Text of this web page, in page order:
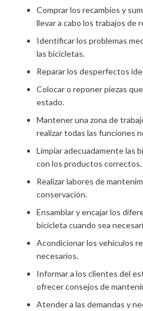
Comprar los recambios y
llevar a cabo los trabajos de
Identificar los problemas
las bicicletas.
Reparar los desperfectos
Colocar o reponer piezas
estado.
Mantener una zona de
realizar todas las funciones
Limpiar adecuadamente las
con los productos correctos.
Realizar labores de
conservación.
Ensamblar y encajar los
bicicleta cuando sea
Acondicionar los vehículos
necesarios.
Informar a los clientes del
ofrecer consejos de
Atender a las demandas y